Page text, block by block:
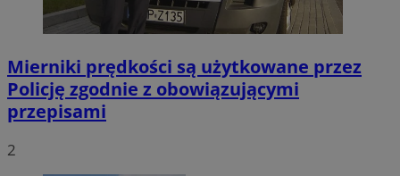
Mierniki prędkości są użytkowane przez
Policję zgodnie z obowiązującymi
przepisami
2